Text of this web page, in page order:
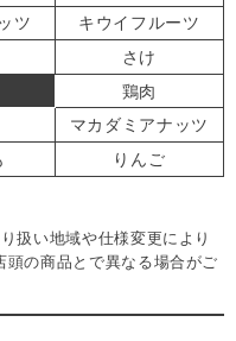
ツ
キウイフルーツ
さけ
鶏肉
マカダミアナッツ
りんご
扱い地域や仕様変更により
頭の商品とで異なる場合がご